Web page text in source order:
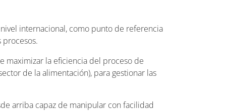
internacional, como punto de referencia
maximizar la eficiencia del proceso de
de la alimentación), para gestionar las
arriba capaz de manipular con facilidad